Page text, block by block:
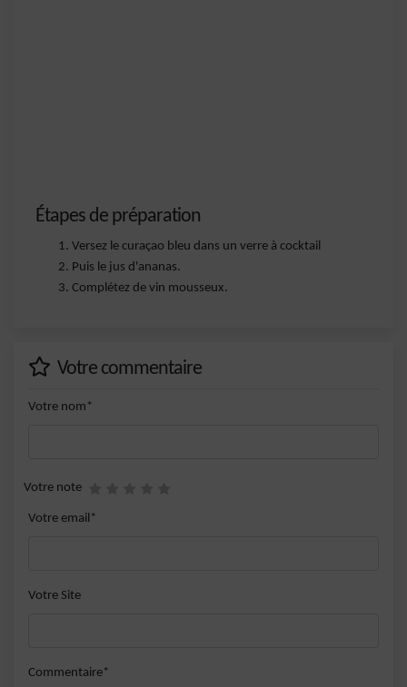
Étapes de préparation
Versez le curaçao bleu dans un verre à cocktail
Puis le jus d'ananas.
Complétez de vin mousseux.
Votre commentaire
Votre nom*
Votre note
Votre email*
Votre Site
Commentaire*